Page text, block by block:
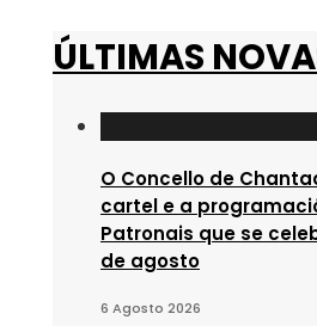
ÚLTIMAS
O Concello de
cartel e a
Patronais que se
de agosto
6 Agosto 2026